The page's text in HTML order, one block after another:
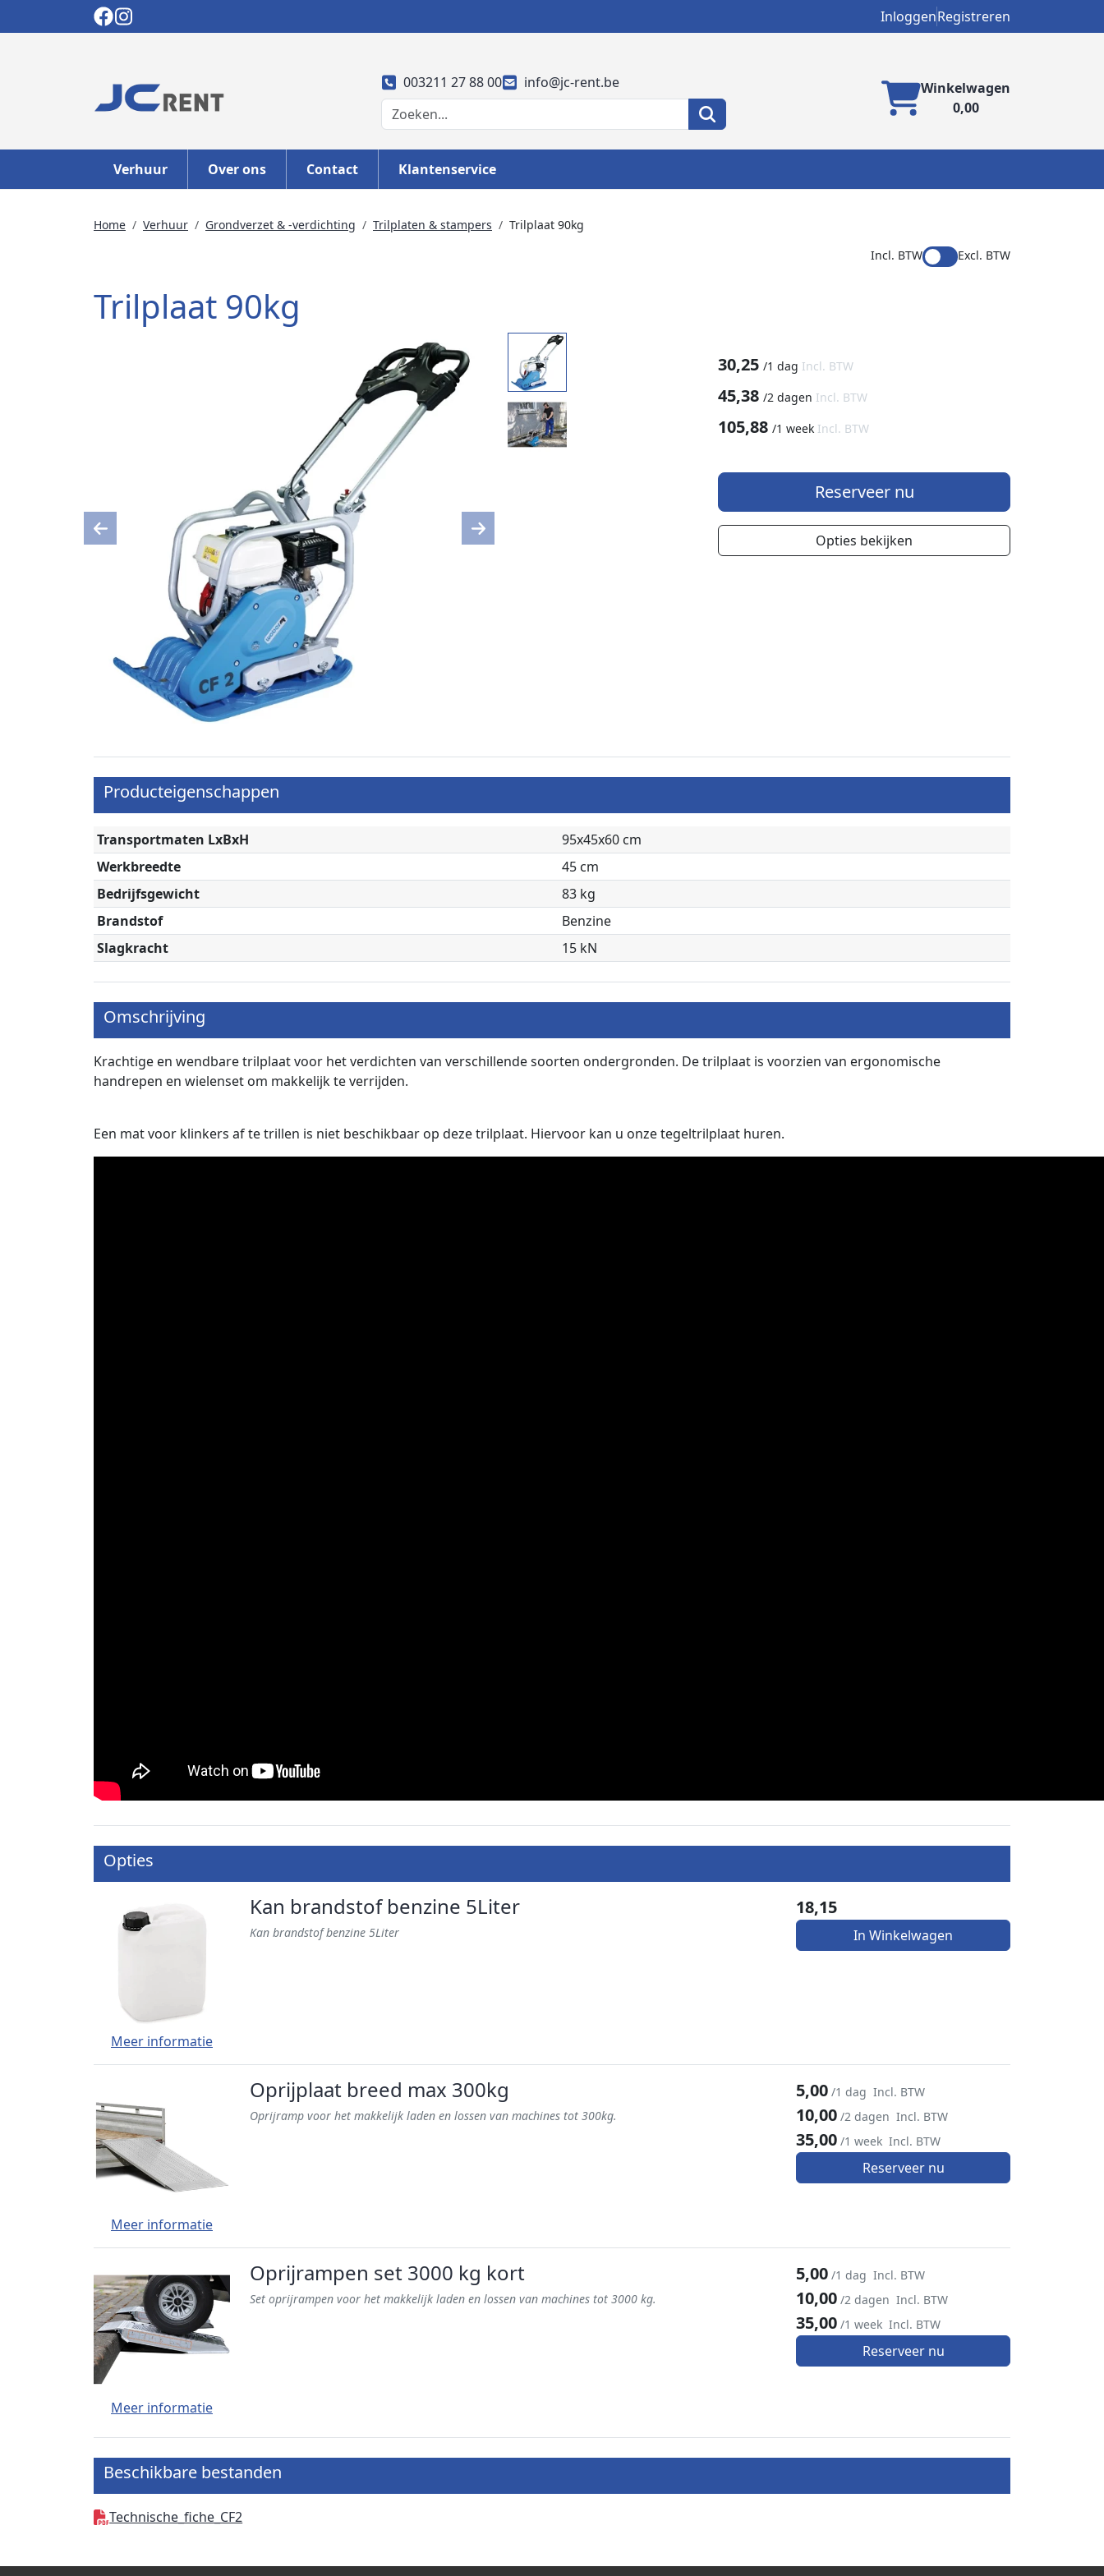
InloggenRegistreren
003211 27 88 00 info@jc-rent.be
Winkelwagen
0,00
Verhuur Over ons Contact Klantenservice
Home Verhuur Grondverzet & -verdichting Trilplaten & stampers
Trilplaat 90kg
Incl. BTW
Excl. BTW
Trilplaat 90kg
30,25 /1 dag Incl. BTW
45,38 /2 dagen Incl. BTW
105,88 /1 week Incl. BTW
Reserveer nu
Opties bekijken
Previous Next
Producteigenschappen
Transportmaten LxBxH
95x45x60 cm
Werkbreedte
45 cm
Bedrijfsgewicht
83 kg
Brandstof
Benzine
Slagkracht
15 kN
Omschrijving
Krachtige en wendbare trilplaat voor het verdichten van verschillende soorten ondergronden. De trilplaat is voorzien van ergonomische
handrepen en wielenset om makkelijk te verrijden.
Een mat voor klinkers af te trillen is niet beschikbaar op deze trilplaat. Hiervoor kan u onze tegeltrilplaat huren.
Opties
Meer informatie
18,15
In Winkelwagen
Kan brandstof benzine 5Liter
Kan brandstof benzine 5Liter
Meer informatie
5,00 /1 dag Incl. BTW
10,00 /2 dagen Incl. BTW
35,00 /1 week Incl. BTW
Reserveer nu
Oprijplaat breed max 300kg
Oprijramp voor het makkelijk laden en lossen van machines tot 300kg.
Meer informatie
5,00 /1 dag Incl. BTW
10,00 /2 dagen Incl. BTW
35,00 /1 week Incl. BTW
Reserveer nu
Oprijrampen set 3000 kg kort
Set oprijrampen voor het makkelijk laden en lossen van machines tot 3000 kg.
Beschikbare bestanden
Technische_fiche_CF2